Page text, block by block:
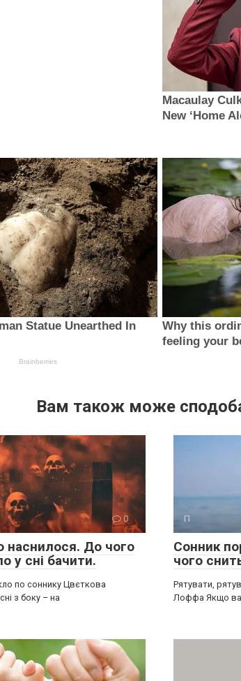
Вам також може
0
наснилося. До чого
у сні бачити.
по соннику Цвєткова
з боку – на
П
Сонник
чого
Рятувати,
Лоффа Якщо